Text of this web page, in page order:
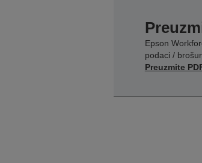
Epson
podaci /
Preuzmite